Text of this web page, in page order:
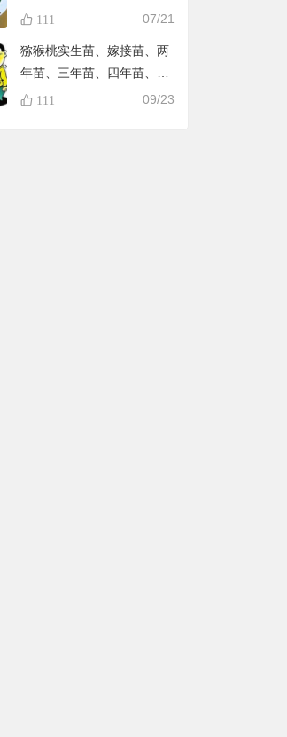
111 07/21
猕猴桃实生苗、嫁接苗、两
年苗、三年苗、四年苗、五
年苗，教大家怎样避免在淘
111 09/23